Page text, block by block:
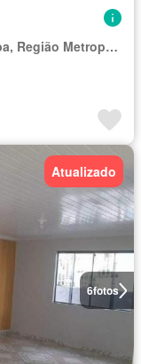
Região Geográfica Imediata de Curitiba, Região Metropolitana de Curitiba
6fotos
Atualizado